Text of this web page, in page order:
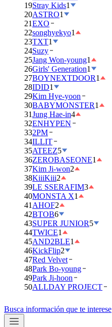
19Stray Kids1
20ASTRO1
21EXO
22songhyekyo1
23TXT1
24Suzy
25Jang Won-young1
26Girls' Generation1
27BOYNEXTDOOR1
28IDID1
29Kim Hye-yoon
30BABYMONSTER1
31Jung Hae-in4
32ENHYPEN
332PM
34ILLIT
35ATEEZ5
36ZEROBASEONE1
37Kim Ji-won2
38KiiiKiii2
39LE SSERAFIM3
40MONSTA X1
41 AHOF2
42BTOB6
43SUPER JUNIOR5
44TWICE1
45AND2BLE1
46KickFlip2
47Red Velvet
48Park Bo-young
49Park Ji-hoon
50ALLDAY PROJECT
Busca información que te interese